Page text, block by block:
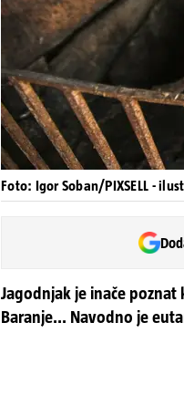
Foto: Igor Soban/PIXSELL -
Jagodnjak je inače
Baranje... Navodno je